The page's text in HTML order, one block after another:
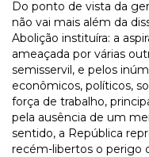
Do ponto de vista da
não vai mais além da
Abolição instituíra: a
ameaçada por várias
semisservil, e pelos
econômicos, políticos,
força de trabalho,
pela ausência de um
sentido, a República
recém-libertos o perigo